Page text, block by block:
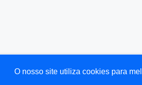
O nosso site utiliza cookies para
©2026 Todos os direitos